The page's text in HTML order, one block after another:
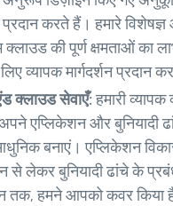
प्रदान करते हैं। हमारे
की पूर्ण क्षमताओं का
व्यापक मार्गदर्शन प्रदान
क्लाउड सेवाएँ:हमारी
एप्लिकेशन और बुनियादी
बनाएं। एप्लिकेशन
से लेकर बुनियादी ढांचे के
हमने आपको कवर किया